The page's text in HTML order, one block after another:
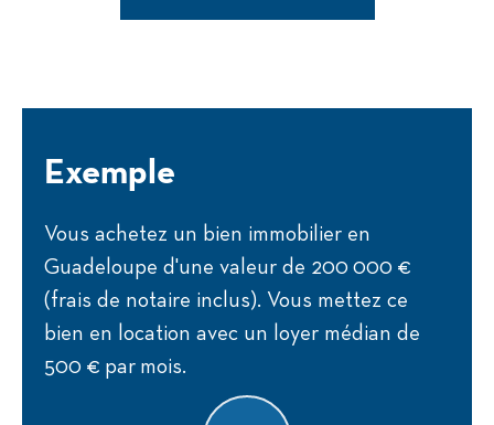
Exemple
Vous achetez un bien immobilier en
Guadeloupe d'une valeur de 200 000 €
(frais de notaire inclus). Vous mettez ce
bien en location avec un loyer médian de
500 € par mois.